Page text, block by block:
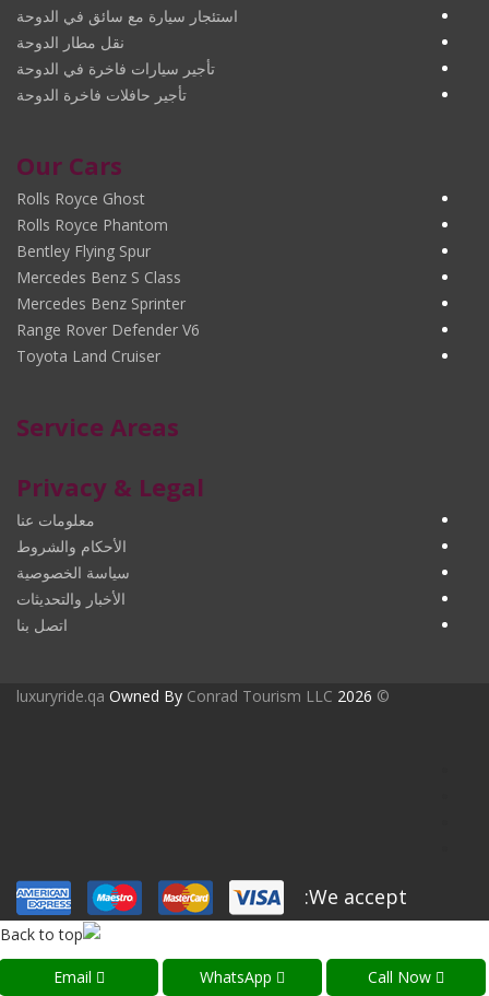
استئجار سيارة مع سائق في الدوحة
نقل مطار الدوحة
تأجير سيارات فاخرة في الدوحة
تأجير حافلات فاخرة الدوحة
Our Cars
Rolls Royce Ghost
Rolls Royce Phantom
Bentley Flying Spur
Mercedes Benz S Class
Mercedes Benz Sprinter
Range Rover Defender V6
Toyota Land Cruiser
Service Areas
Privacy & Legal
معلومات عنا
الأحكام والشروط
سياسة الخصوصية
الأخبار والتحديثات
اتصل بنا
©
luxuryride.qa Owned By Conrad Tourism LLC
We accept:
العربية